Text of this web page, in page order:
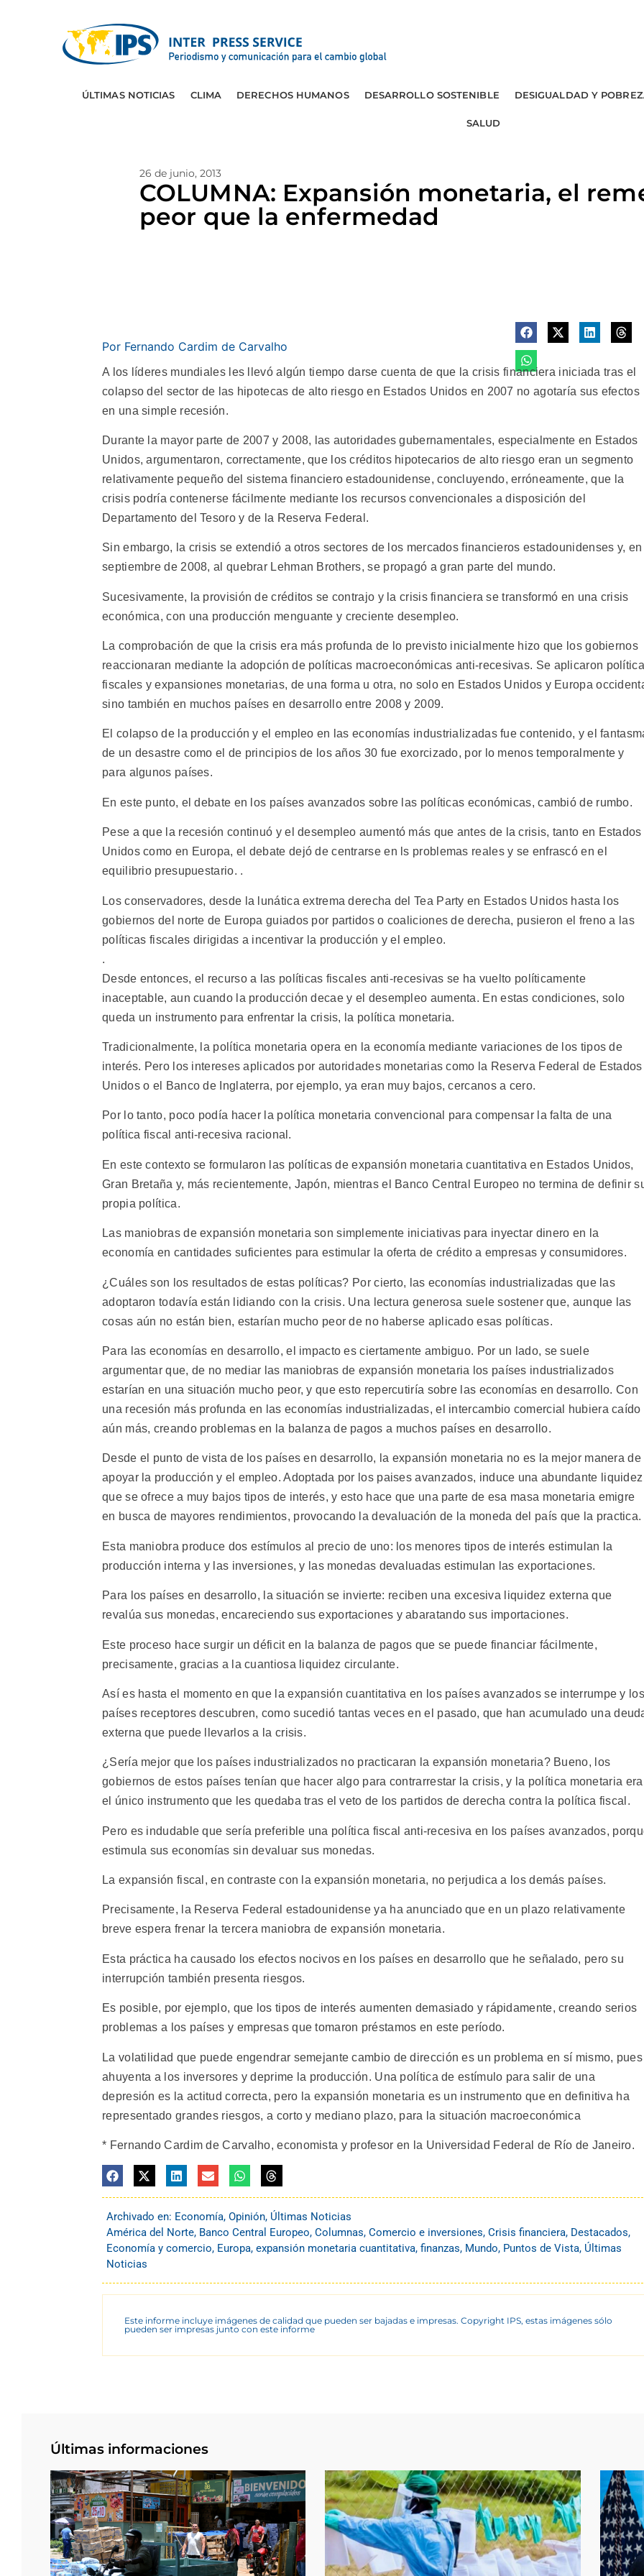
ÚLTIMAS NOTICIAS CLIMA DERECHOS HUMANOS DESARROLLO SOSTENIBLE DESIGUALDAD Y
SALUD
26 de junio, 2013
COLUMNA: Expansión monetaria, el
peor que la enfermedad
Por Fernando Cardim de Carvalho
A los líderes mundiales les llevó algún tiempo darse cuenta de que la crisis financiera iniciada tras el
colapso del sector de las hipotecas de alto riesgo en Estados Unidos en 2007 no agotaría sus efectos
en una simple recesión.
Durante la mayor parte de 2007 y 2008, las autoridades gubernamentales, especialmente en Estados
Unidos, argumentaron, correctamente, que los créditos hipotecarios de alto riesgo eran un segmento
relativamente pequeño del sistema financiero estadounidense, concluyendo, erróneamente, que la
crisis podría contenerse fácilmente mediante los recursos convencionales a disposición del
Departamento del Tesoro y de la Reserva Federal.
Sin embargo, la crisis se extendió a otros sectores de los mercados financieros estadounidenses y, en
septiembre de 2008, al quebrar Lehman Brothers, se propagó a gran parte del mundo.
Sucesivamente, la provisión de créditos se contrajo y la crisis financiera se transformó en una crisis
económica, con una producción menguante y creciente desempleo.
La comprobación de que la crisis era más profunda de lo previsto inicialmente hizo que los gobiernos
reaccionaran mediante la adopción de políticas macroeconómicas anti-recesivas. Se aplicaron
fiscales y expansiones monetarias, de una forma u otra, no solo en Estados Unidos y Europa
sino también en muchos países en desarrollo entre 2008 y 2009.
El colapso de la producción y el empleo en las economías industrializadas fue contenido, y el
de un desastre como el de principios de los años 30 fue exorcizado, por lo menos temporalmente y
para algunos países.
En este punto, el debate en los países avanzados sobre las políticas económicas, cambió de rumbo.
Pese a que la recesión continuó y el desempleo aumentó más que antes de la crisis, tanto en Estados
Unidos como en Europa, el debate dejó de centrarse en ls problemas reales y se enfrascó en el
equilibrio presupuestario. .
Los conservadores, desde la lunática extrema derecha del Tea Party en Estados Unidos hasta los
gobiernos del norte de Europa guiados por partidos o coaliciones de derecha, pusieron el freno a las
políticas fiscales dirigidas a incentivar la producción y el empleo.
.
Desde entonces, el recurso a las políticas fiscales anti-recesivas se ha vuelto políticamente
inaceptable, aun cuando la producción decae y el desempleo aumenta. En estas condiciones, solo
queda un instrumento para enfrentar la crisis, la política monetaria.
Tradicionalmente, la política monetaria opera en la economía mediante variaciones de los tipos de
interés. Pero los intereses aplicados por autoridades monetarias como la Reserva Federal de Estados
Unidos o el Banco de Inglaterra, por ejemplo, ya eran muy bajos, cercanos a cero.
Por lo tanto, poco podía hacer la política monetaria convencional para compensar la falta de una
política fiscal anti-recesiva racional.
En este contexto se formularon las políticas de expansión monetaria cuantitativa en Estados Unidos,
Gran Bretaña y, más recientemente, Japón, mientras el Banco Central Europeo no termina de definir
propia política.
Las maniobras de expansión monetaria son simplemente iniciativas para inyectar dinero en la
economía en cantidades suficientes para estimular la oferta de crédito a empresas y consumidores.
¿Cuáles son los resultados de estas políticas? Por cierto, las economías industrializadas que las
adoptaron todavía están lidiando con la crisis. Una lectura generosa suele sostener que, aunque las
cosas aún no están bien, estarían mucho peor de no haberse aplicado esas políticas.
Para las economías en desarrollo, el impacto es ciertamente ambiguo. Por un lado, se suele
argumentar que, de no mediar las maniobras de expansión monetaria los países industrializados
estarían en una situación mucho peor, y que esto repercutiría sobre las economías en desarrollo. Con
una recesión más profunda en las economías industrializadas, el intercambio comercial hubiera caído
aún más, creando problemas en la balanza de pagos a muchos países en desarrollo.
Desde el punto de vista de los países en desarrollo, la expansión monetaria no es la mejor manera de
apoyar la producción y el empleo. Adoptada por los paises avanzados, induce una abundante liquidez
que se ofrece a muy bajos tipos de interés, y esto hace que una parte de esa masa monetaria emigre
en busca de mayores rendimientos, provocando la devaluación de la moneda del país que la practica.
Esta maniobra produce dos estímulos al precio de uno: los menores tipos de interés estimulan la
producción interna y las inversiones, y las monedas devaluadas estimulan las exportaciones.
Para los países en desarrollo, la situación se invierte: reciben una excesiva liquidez externa que
revalúa sus monedas, encareciendo sus exportaciones y abaratando sus importaciones.
Este proceso hace surgir un déficit en la balanza de pagos que se puede financiar fácilmente,
precisamente, gracias a la cuantiosa liquidez circulante.
Así es hasta el momento en que la expansión cuantitativa en los países avanzados se interrumpe y los
países receptores descubren, como sucedió tantas veces en el pasado, que han acumulado una
externa que puede llevarlos a la crisis.
¿Sería mejor que los países industrializados no practicaran la expansión monetaria? Bueno, los
gobiernos de estos países tenían que hacer algo para contrarrestar la crisis, y la política monetaria era
el único instrumento que les quedaba tras el veto de los partidos de derecha contra la política fiscal.
Pero es indudable que sería preferible una política fiscal anti-recesiva en los países avanzados,
estimula sus economías sin devaluar sus monedas.
La expansión fiscal, en contraste con la expansión monetaria, no perjudica a los demás países.
Precisamente, la Reserva Federal estadounidense ya ha anunciado que en un plazo relativamente
breve espera frenar la tercera maniobra de expansión monetaria.
Esta práctica ha causado los efectos nocivos en los países en desarrollo que he señalado, pero su
interrupción también presenta riesgos.
Es posible, por ejemplo, que los tipos de interés aumenten demasiado y rápidamente, creando serios
problemas a los países y empresas que tomaron préstamos en este período.
La volatilidad que puede engendrar semejante cambio de dirección es un problema en sí mismo, pues
ahuyenta a los inversores y deprime la producción. Una política de estímulo para salir de una
depresión es la actitud correcta, pero la expansión monetaria es un instrumento que en definitiva ha
representado grandes riesgos, a corto y mediano plazo, para la situación macroeconómica
* Fernando Cardim de Carvalho, economista y profesor en la Universidad Federal de Río de Janeiro.
Archivado en: Economía, Opinión, Últimas Noticias
América del Norte, Banco Central Europeo, Columnas, Comercio e inversiones, Crisis financiera, Destacados,
Economía y comercio, Europa, expansión monetaria cuantitativa, finanzas, Mundo, Puntos de Vista, Últimas
Noticias
Este informe incluye imágenes de calidad que pueden ser bajadas e impresas. Copyright IPS, estas imágenes sólo
pueden ser impresas junto con este informe
Últimas informaciones